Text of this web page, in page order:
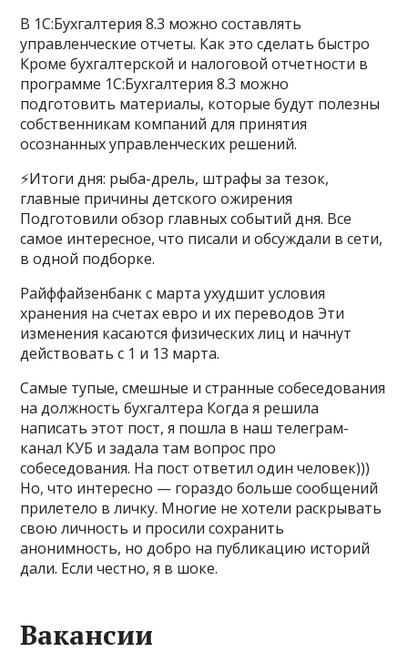
В 1С:Бухгалтерия 8.3 можно составлять
управленческие отчеты. Как это сделать быстро
Кроме бухгалтерской и налоговой отчетности в
программе 1С:Бухгалтерия 8.3 можно
подготовить материалы, которые будут полезны
собственникам компаний для принятия
осознанных управленческих решений.
⚡️Итоги дня: рыба-дрель, штрафы за тезок,
главные причины детского ожирения
Подготовили обзор главных событий дня. Все
самое интересное, что писали и обсуждали в сети,
в одной подборке.
Райффайзенбанк с марта ухудшит условия
хранения на счетах евро и их переводов Эти
изменения касаются физических лиц и начнут
действовать с 1 и 13 марта.
Самые тупые, смешные и странные собеседования
на должность бухгалтера Когда я решила
написать этот пост, я пошла в наш телеграм-
канал КУБ и задала там вопрос про
собеседования. На пост ответил один человек)))
Но, что интересно — гораздо больше сообщений
прилетело в личку. Многие не хотели раскрывать
свою личность и просили сохранить
анонимность, но добро на публикацию историй
дали. Если честно, я в шоке.
Вакансии